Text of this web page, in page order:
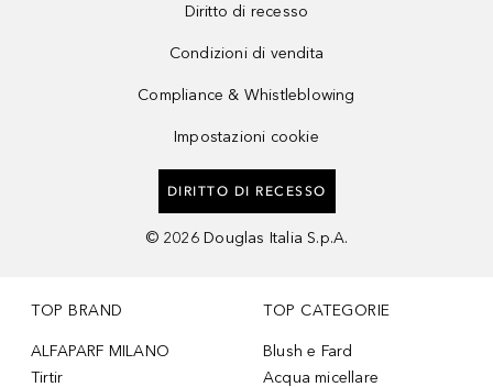
Diritto di recesso
Condizioni di vendita
Compliance & Whistleblowing
Impostazioni cookie
DIRITTO DI RECESSO
© 2026 Douglas Italia S.p.A.
TOP BRAND
ALFAPARF MILANO
Tirtir
TOP CATEGORIE
Blush e Fard
Acqua micellare